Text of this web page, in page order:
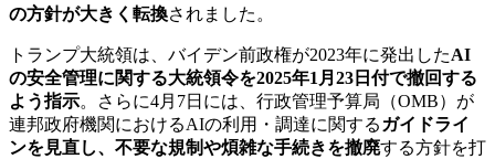
の方針が大きく転換されました。
トランプ大統領は、バイデン前政権が2023年に発出したAI
の安全管理に関する大統領令を2025年1月23日付で撤回する
よう指示。さらに4月7日には、行政管理予算局（OMB）が
連邦政府機関におけるAIの利用・調達に関する ガイドライ
ンを見直し、不要な規制や煩雑な手続きを撤廃する方針を打